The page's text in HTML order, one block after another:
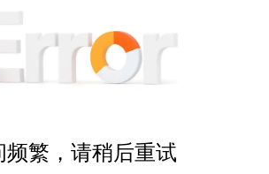
频繁，请稍后重试